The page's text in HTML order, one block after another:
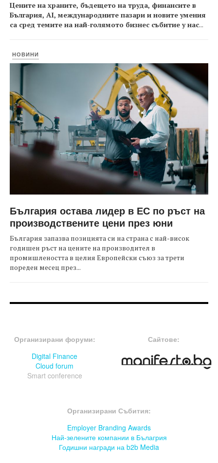
Цените на храните, бъдещето на труда, финансите в
България, AI, международните пазари и новите умения
са сред темите на най-голямото бизнес събитие у нас...
НОВИНИ
България остава лидер в ЕС по ръст на
производствените цени през юни
България запазва позицията си на страна с най-висок
годишен ръст на цените на производител в
промишлеността в целия Европейски съюз за трети
пореден месец през...
Организирани форуми:
Digital Finance
Cloud forum
Smart conference
Сайтове:
Организирани Събития:
Employer Branding Awards
Най-зелените компании в Бълагрия
Годишни награди на b2b Media